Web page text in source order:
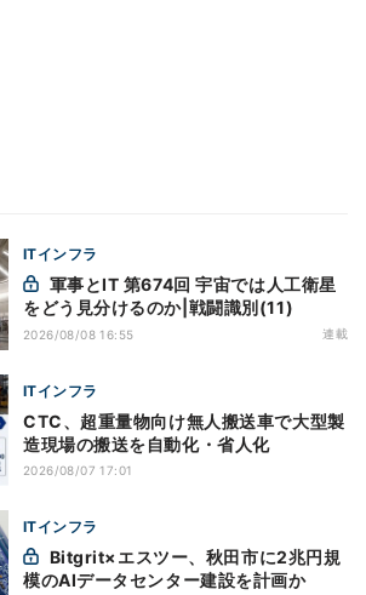
ITインフラ
をどう見分けるのか|戦闘識別(11)
2026/08/08 16:55 連載
ITインフラ
CTC、超重量物向け無人搬送車で大型製
造現場の搬送を自動化・省人化
2026/08/07 17:01
ITインフラ
模のAIデータセンター建設を計画か